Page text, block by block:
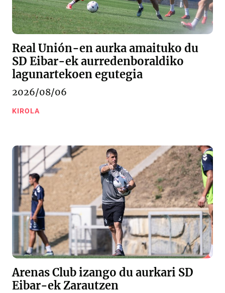
Real Unión-en aurka amaituko du
SD Eibar-ek aurredenboraldiko
lagunartekoen egutegia
2026/08/06
KIROLA
Arenas Club izango du aurkari SD
Eibar-ek Zarautzen